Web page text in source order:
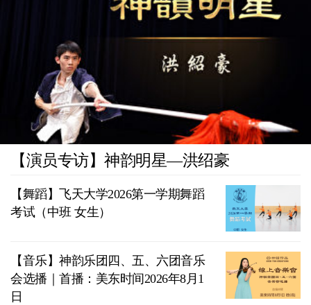
【演员专访】神韵明星—洪绍豪
【舞蹈】飞天大学2026第一学期舞蹈
考试（中班 女生）
【音乐】神韵乐团四、五、六团音乐
会选播｜首播：美东时间2026年8月1
日